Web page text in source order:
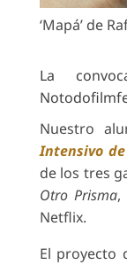
‘Mapá’ de
La
Nuestro
Intensivo
de los tres
Otro Prisma,
Netflix.
El proyecto